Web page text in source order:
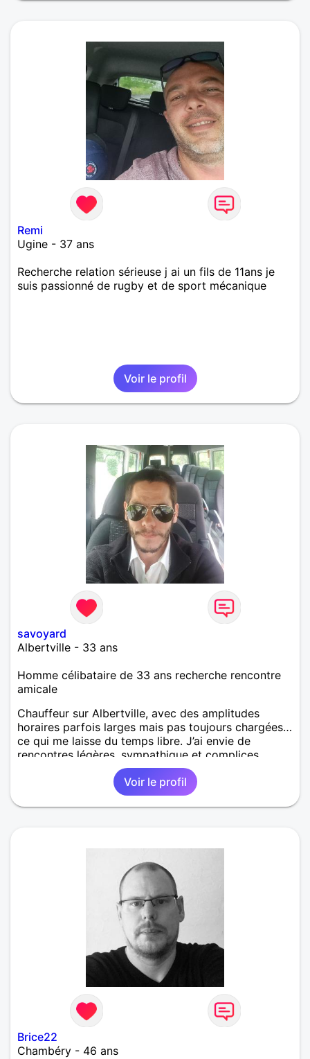
Remi
Ugine - 37 ans
Recherche relation sérieuse j ai un fils de 11ans je
suis passionné de rugby et de sport mécanique
Voir le profil
savoyard
Albertville - 33 ans
Homme célibataire de 33 ans recherche rencontre
amicale
Chauffeur sur Albertville, avec des amplitudes
horaires parfois larges mais pas toujours chargées…
ce qui me laisse du temps libre. J’ai envie de
rencontres légères, sympathique et complices.
J’aime discuter, rire et créer une belle tension . Si tu
es joueuse, curieuse et ouverte d’esprit, on pourrait
Voir le profil
Brice22
Chambéry - 46 ans